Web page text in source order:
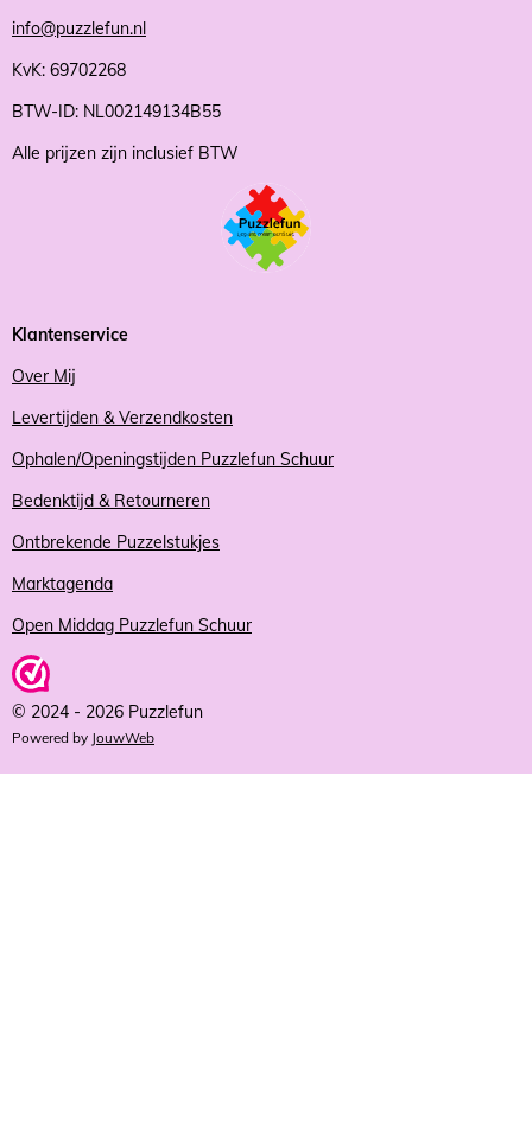
info@puzzlefun.nl
KvK: 69702268
BTW-ID: NL002149134B55
Alle prijzen zijn inclusief BTW
Klantenservice
Over Mij
Levertijden & Verzendkosten
Ophalen/Openingstijden Puzzlefun Schuur
Bedenktijd & Retourneren
Ontbrekende Puzzelstukjes
Marktagenda
Open Middag Puzzlefun Schuur
© 2024 - 2026 Puzzlefun
Powered by JouwWeb